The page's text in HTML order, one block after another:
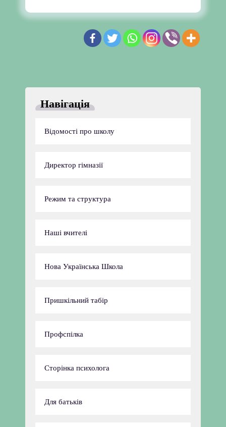
Навігація
Відомості про школу
Директор гімназії
Режим та структура
Наші вчителі
Нова Українська Школа
Пришкільний табір
Профспілка
Сторінка психолога
Для батьків